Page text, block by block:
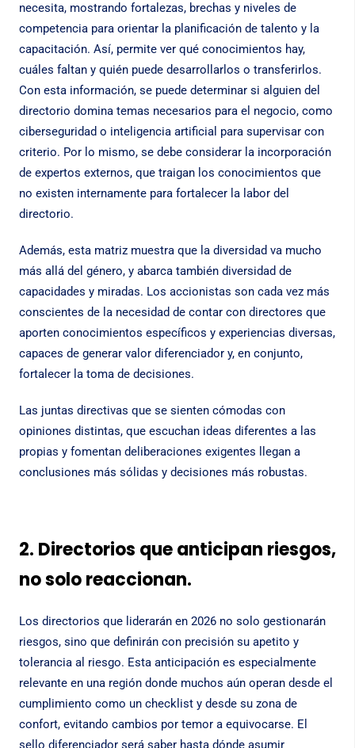
necesita, mostrando fortalezas, brechas y niveles de
competencia para orientar la planificación de talento y la
capacitación. Así, permite ver qué conocimientos hay,
cuáles faltan y quién puede desarrollarlos o transferirlos.
Con esta información, se puede determinar si alguien del
directorio domina temas necesarios para el negocio, como
ciberseguridad o inteligencia artificial para supervisar con
criterio. Por lo mismo, se debe considerar la incorporación
de expertos externos, que traigan los conocimientos que
no existen internamente para fortalecer la labor del
directorio.
Además, esta matriz muestra que la diversidad va mucho
más allá del género, y abarca también diversidad de
capacidades y miradas. Los accionistas son cada vez más
conscientes de la necesidad de contar con directores que
aporten conocimientos específicos y experiencias diversas,
capaces de generar valor diferenciador y, en conjunto,
fortalecer la toma de decisiones.
Las juntas directivas que se sienten cómodas con
opiniones distintas, que escuchan ideas diferentes a las
propias y fomentan deliberaciones exigentes llegan a
conclusiones más sólidas y decisiones más robustas.
2. Directorios que anticipan riesgos,
no solo reaccionan.
Los directorios que liderarán en 2026 no solo gestionarán
riesgos, sino que definirán con precisión su apetito y
tolerancia al riesgo. Esta anticipación es especialmente
relevante en una región donde muchos aún operan desde el
cumplimiento como un checklist y desde su zona de
confort, evitando cambios por temor a equivocarse. El
sello diferenciador será saber hasta dónde asumir